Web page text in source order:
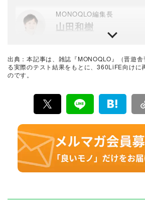
闘中。
MONOQLO編集長
山田和樹
1993年生まれ。2016年に新卒で
就任。9年以上の編集人生であ
ストしてきたが、デジタルガジ
ズ、マネーが得意。テストのた
最新の良いモノおすすめベ
『MONOQLO（モノクロ）』は
毎月19日に発行されている「広
& おすすめ情報メディア。創刊
生活用品や家具、ガジェット、
家にも協力を仰ぎ、編集部と社
較・検証・評価してきました。
に良いモノ」だけを厳選して紹
中心に、11名以上の編集体制で
行っています。
出典：本記事は、雑誌『MONOQLO』（晋遊
る実際のテスト結果をもとに、360LiFE向けに
のです。